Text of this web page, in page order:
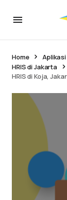
Home Aplikasi
HRIS di Jakarta
HRIS di Koja,